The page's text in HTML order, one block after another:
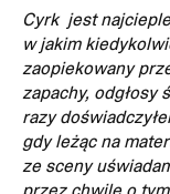
Cyrk jest
w jakim
zaopiekowany
zapachy, odgłosy
razy
gdy leżąc na
ze sceny